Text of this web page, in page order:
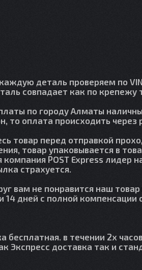
деталь проверяем по
совпадает как по крепежу
по городу Алматы
то оплата происходить
товар перед отправкой
товар упаковывается в
компания POST Express лидер
страхуется.
вам не понравится наш
14 дней с полной компенсации
бесплатная. в течении 2х
Экспресс доставка так и